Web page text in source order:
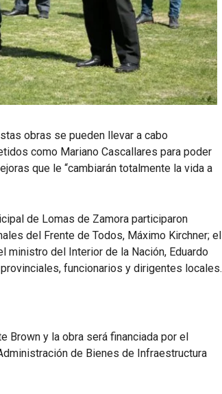
obras se pueden llevar a cabo
como Mariano Cascallares para poder
que le “cambiarán totalmente la vida a
de Lomas de Zamora participaron
del Frente de Todos, Máximo Kirchner; el
ministro del Interior de la Nación, Eduardo
funcionarios y dirigentes locales.
Brown y la obra será financiada por el
de Bienes de Infraestructura